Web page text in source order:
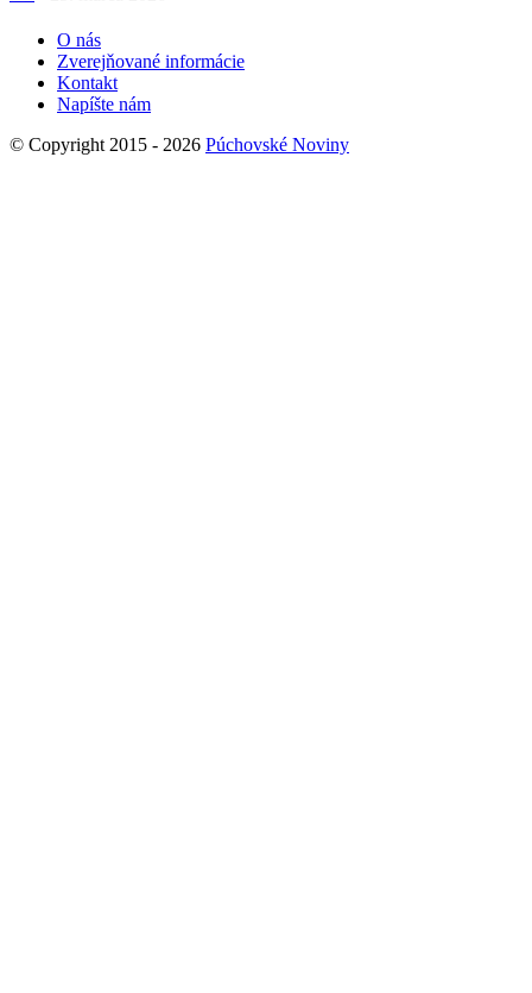
O nás
Zverejňované informácie
Kontakt
Napíšte nám
© Copyright 2015 - 2026 Púchovské Noviny